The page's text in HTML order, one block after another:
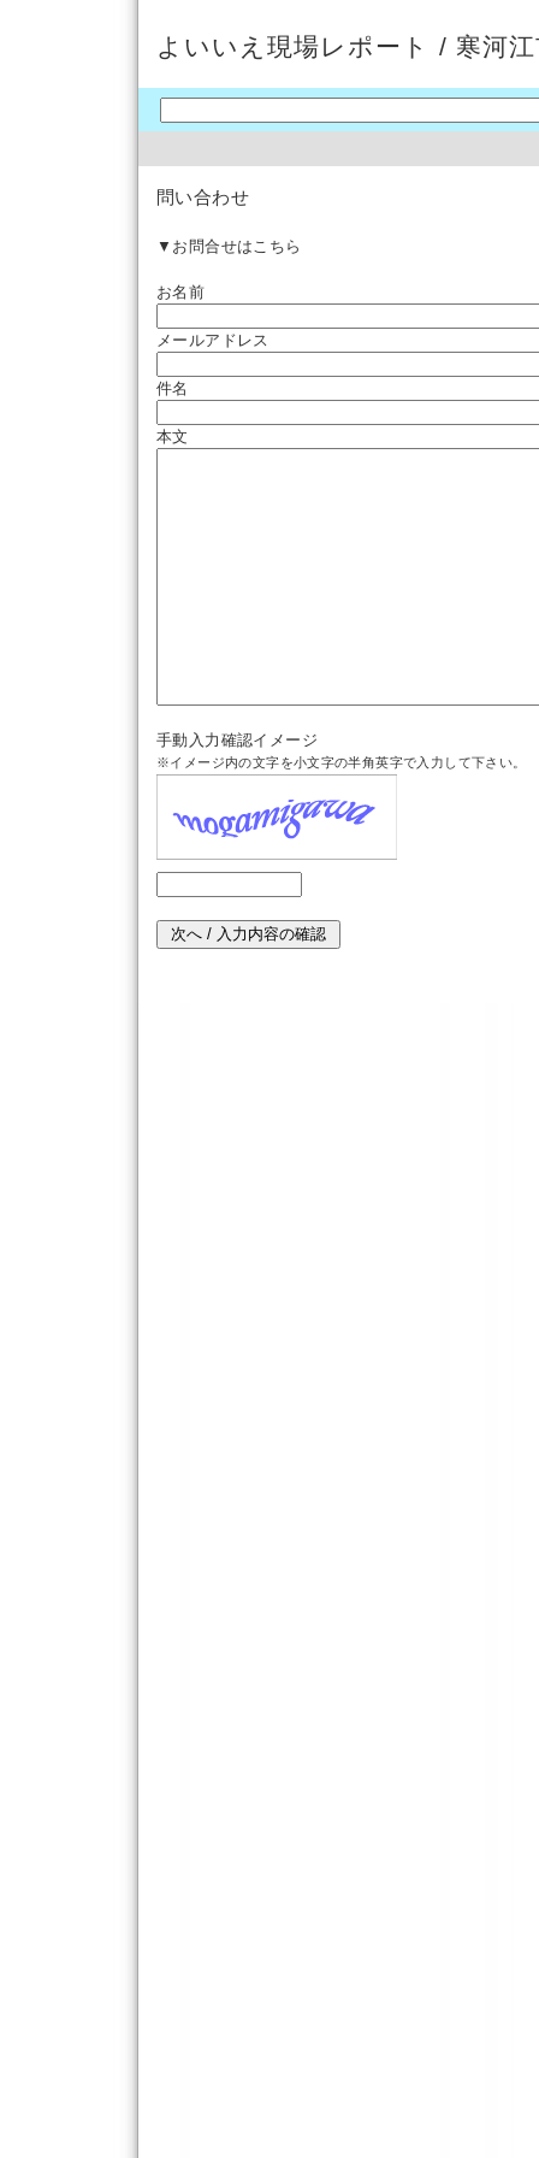
よいいえ現場レポート / 寒河
問い合わせ
▼お問合せはこちら
お名前
メールアドレス
件名
本文
手動入力確認イメージ
※イメージ内の文字を小文字の半角英字で入力して下さい。